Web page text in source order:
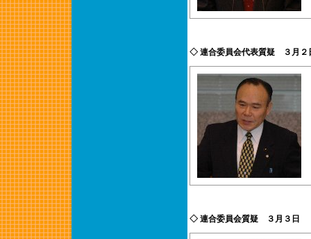
◇ 連合委員会代表質疑 ３月２
◇ 連合委員会質疑 ３月３日